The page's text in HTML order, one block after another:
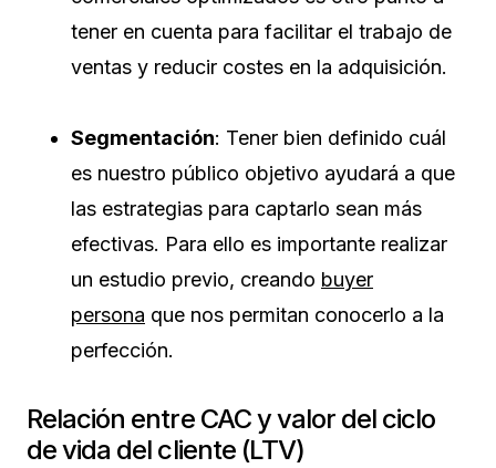
tener en cuenta para facilitar el trabajo de
ventas y reducir costes en la adquisición.
Segmentación: Tener bien definido cuál
es nuestro público objetivo ayudará a que
las estrategias para captarlo sean más
efectivas. Para ello es importante realizar
un estudio previo, creando buyer
persona que nos permitan conocerlo a la
perfección.
Relación entre CAC y valor del ciclo
de vida del cliente (LTV)